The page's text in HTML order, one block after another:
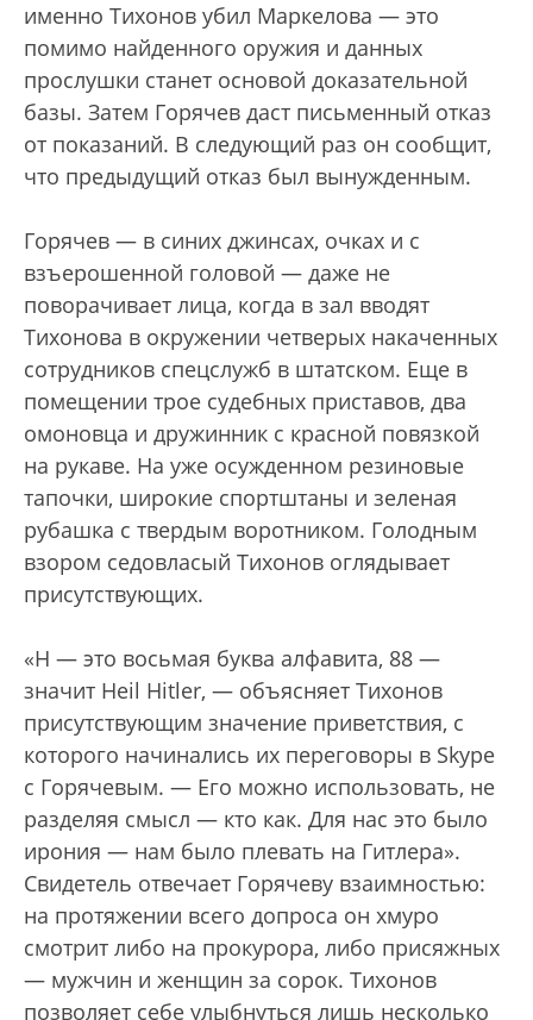
именно Тихонов убил Маркелова — это
помимо найденного оружия и данных
прослушки станет основой доказательной
базы. Затем Горячев даст письменный отказ
от показаний. В следующий раз он сообщит,
что предыдущий отказ был вынужденным.
Горячев — в синих джинсах, очках и с
взъерошенной головой — даже не
поворачивает лица, когда в зал вводят
Тихонова в окружении четверых накаченных
сотрудников спецслужб в штатском. Еще в
помещении трое судебных приставов, два
омоновца и дружинник с красной повязкой
на рукаве. На уже осужденном резиновые
тапочки, широкие спортштаны и зеленая
рубашка с твердым воротником. Голодным
взором седовласый Тихонов оглядывает
присутствующих.
«H — это восьмая буква алфавита, 88 —
значит Heil Hitler, — объясняет Тихонов
присутствующим значение приветствия, с
которого начинались их переговоры в Skype
с Горячевым. — Его можно использовать, не
разделяя смысл — кто как. Для нас это было
ирония — нам было плевать на Гитлера».
Свидетель отвечает Горячеву взаимностью:
на протяжении всего допроса он хмуро
смотрит либо на прокурора, либо присяжных
— мужчин и женщин за сорок. Тихонов
позволяет себе улыбнуться лишь несколько